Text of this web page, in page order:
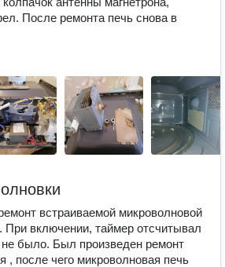
После ремонта печь снова в
встраиваемой микроволновой
При включении, таймер отсчитывал
не было. Был произведен ремонт
, после чего микроволновая печь